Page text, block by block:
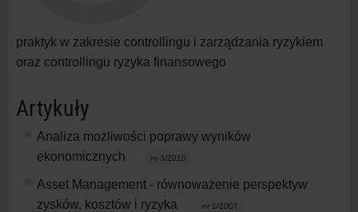
praktyk w zakresie controllingu i zarządzania ryzykiem
oraz controllingu ryzyka finansowego
Artykuły
Analiza możliwości poprawy wyników
ekonomicznych
nr 3/2010
Asset Management - równoważenie perspektyw
zysków, kosztów i ryzyka
nr 1/2007